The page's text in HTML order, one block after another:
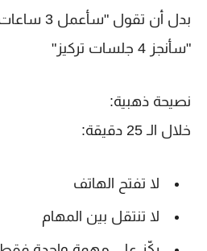
بدل أن تقول "سأعمل 3 ساعات"، قل:
"سأنجز 4 جلسات تركيز"
نصيحة ذهبية:
خلال الـ 25 دقيقة:
لا تفتح الهاتف
لا تنتقل بين المهام